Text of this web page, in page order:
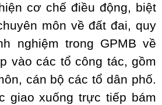
cơ chế điều động, biệt
môn về đất đai, quy
nghiệm trong GPMB về
vào các tổ công tác, gồm
cán bộ các tổ dân phố.
giao xuống trực tiếp bám